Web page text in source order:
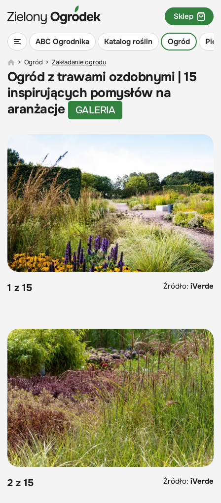
ABC Ogrodnika Katalog roślin Ogród
Sklep
> Ogród > Zakładanie ogrodu
Ogród z trawami ozdobnymi | 15
inspirujących pomysłów na
aranżacje
GALERIA
1 z 15 Źródło: iVerde
2 z 15 Źródło: iVerde